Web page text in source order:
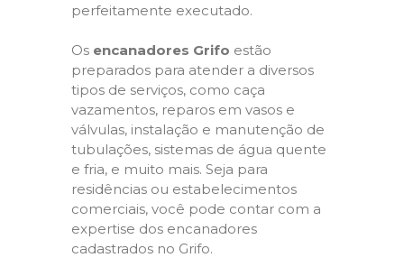
perfeitamente executado.
Os encanadores Grifo estão
preparados para atender a diversos
tipos de serviços, como caça
vazamentos, reparos em vasos e
válvulas, instalação e manutenção de
tubulações, sistemas de água quente
e fria, e muito mais. Seja para
residências ou estabelecimentos
comerciais, você pode contar com a
expertise dos encanadores
cadastrados no Grifo.